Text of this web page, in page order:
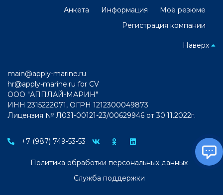
Анкета
Информация
Моё резюме
Регистрация компании
Наверх
main@apply-marine.ru
hr@apply-marine.ru for CV
ООО "АППЛАЙ-МАРИН"
ИНН 2315222071, ОГРН 1212300049873
Лицензия № Л031-00121-23/00629946 от 30.11.2022г.
+7 (987) 749-53-53
Политика обработки персональных данных
Служба поддержки